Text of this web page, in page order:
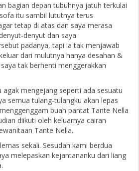
bagian depan tubuhnya jatuh terkulai
itu sambil lututnya terus
tetap di atas dan saya merasa
denyut dan saya
padanya, tapi ia tak menjawab
dari mulutnya hanya desahan &
tak berhenti menggerakkan
agak mengejang seperti ada sesuatu
semua tulang-tulangku akan lepas
buah pantat Tante Nella
diikuti oleh keluarnya cairan
Tante Nella.
sekali. Sesudah kami berdua
melepaskan kejantananku dari liang